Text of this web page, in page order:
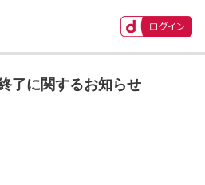
了に関するお知らせ